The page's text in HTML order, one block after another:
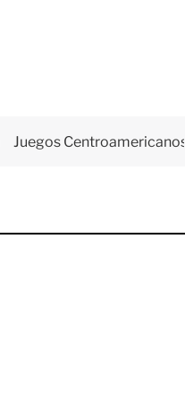
Juegos Centroamericanos